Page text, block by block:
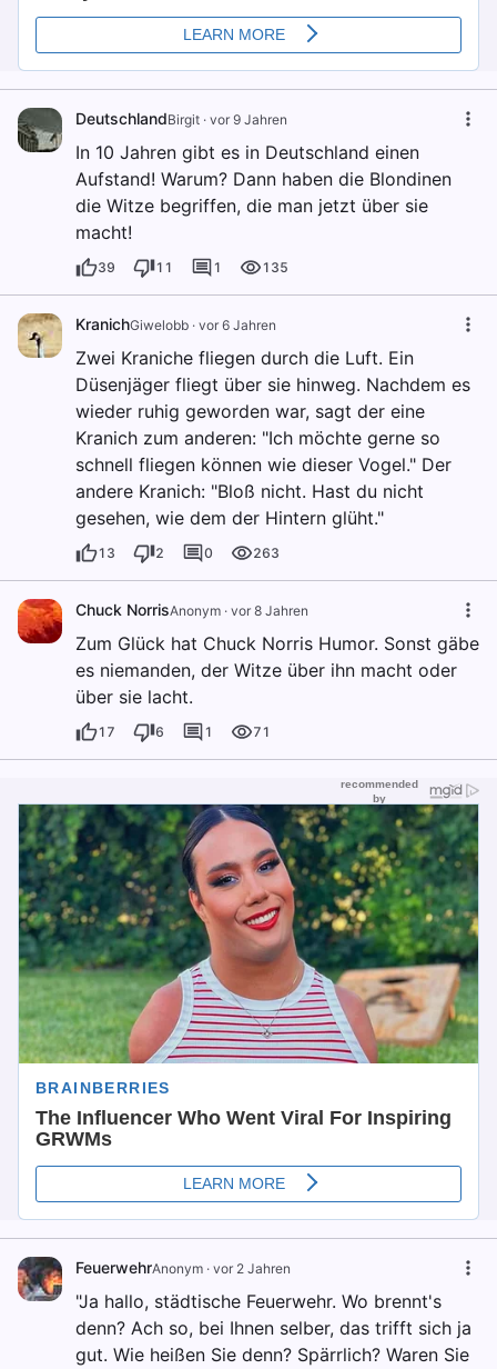
DeutschlandBirgit · vor 9 Jahren
In 10 Jahren gibt es in Deutschland einen
Aufstand! Warum? Dann haben die Blondinen
die Witze begriffen, die man jetzt über sie
macht!
39 11 1 135
KranichGiwelobb · vor 6 Jahren
Zwei Kraniche fliegen durch die Luft. Ein
Düsenjäger fliegt über sie hinweg. Nachdem es
wieder ruhig geworden war, sagt der eine
Kranich zum anderen: "Ich möchte gerne so
schnell fliegen können wie dieser Vogel." Der
andere Kranich: "Bloß nicht. Hast du nicht
gesehen, wie dem der Hintern glüht."
13 2 0 263
Chuck NorrisAnonym · vor 8 Jahren
Zum Glück hat Chuck Norris Humor. Sonst gäbe
es niemanden, der Witze über ihn macht oder
über sie lacht.
17 6 1 71
FeuerwehrAnonym · vor 2 Jahren
"Ja hallo, städtische Feuerwehr. Wo brennt's
denn? Ach so, bei Ihnen selber, das trifft sich ja
gut. Wie heißen Sie denn? Spärrlich? Waren Sie